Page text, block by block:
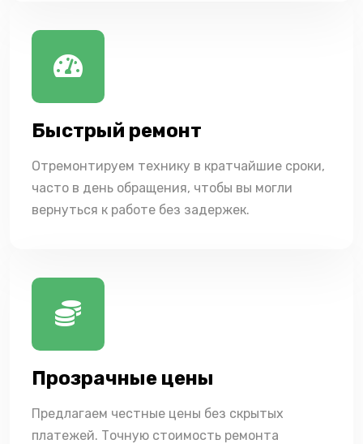
Быстрый ремонт
Отремонтируем технику в кратчайшие сроки,
часто в день обращения, чтобы вы могли
вернуться к работе без задержек.
Прозрачные цены
Предлагаем честные цены без скрытых
платежей. Точную стоимость ремонта